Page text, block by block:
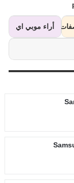
أراء موبي اي